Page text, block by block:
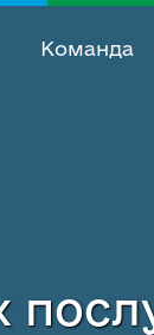
Команда